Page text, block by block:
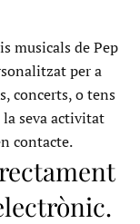
musicals de Pep
per a
concerts, o tens
seva activitat
contacte.